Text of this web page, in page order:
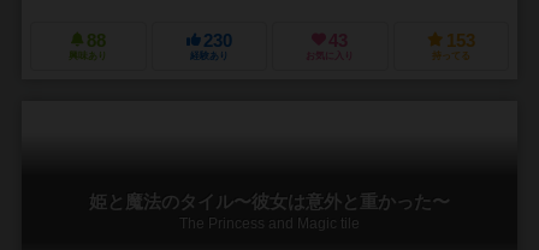
88
興味あり
230
経験あり
43
お気に入り
153
持ってる
姫と魔法のタイル〜彼女は意外と重かった〜
The Princess and Magic tile